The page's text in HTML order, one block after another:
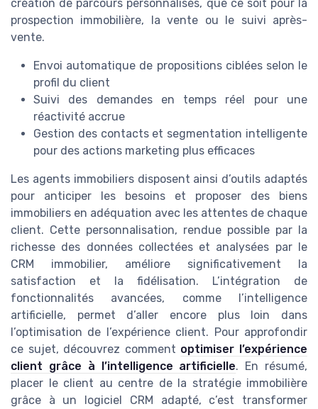
création de parcours personnalisés, que ce soit pour la
prospection immobilière, la vente ou le suivi après-
vente.
Envoi automatique de propositions ciblées selon le
profil du client
Suivi des demandes en temps réel pour une
réactivité accrue
Gestion des contacts et segmentation intelligente
pour des actions marketing plus efficaces
Les agents immobiliers disposent ainsi d’outils adaptés
pour anticiper les besoins et proposer des biens
immobiliers en adéquation avec les attentes de chaque
client. Cette personnalisation, rendue possible par la
richesse des données collectées et analysées par le
CRM immobilier, améliore significativement la
satisfaction et la fidélisation. L’intégration de
fonctionnalités avancées, comme l’intelligence
artificielle, permet d’aller encore plus loin dans
l’optimisation de l’expérience client. Pour approfondir
ce sujet, découvrez comment optimiser l’expérience
client grâce à l’intelligence artificielle. En résumé,
placer le client au centre de la stratégie immobilière
grâce à un logiciel CRM adapté, c’est transformer